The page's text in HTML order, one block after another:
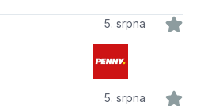
5. srpna
5. srpna